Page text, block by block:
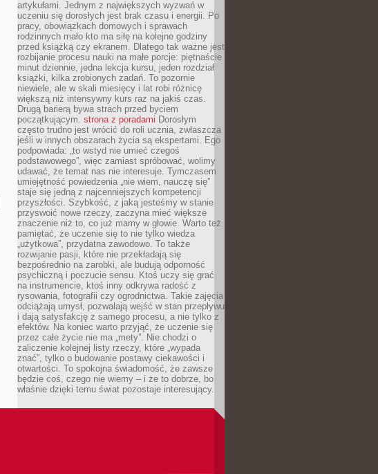
artykułami. Jednym z największych wyzwań w
uczeniu się dorosłych jest brak czasu i energii. Po
pracy, obowiązkach domowych i sprawach
rodzinnych mało kto ma siłę na kolejne godziny
przed książką czy ekranem. Dlatego tak ważne jest
rozbijanie procesu nauki na małe porcje: piętnaście
minut dziennie, jedna lekcja kursu, jeden rozdział
książki, kilka zrobionych zadań. To pozornie
niewiele, ale w skali miesięcy i lat robi różnicę
większą niż intensywny kurs raz na jakiś czas.
Drugą barierą bywa strach przed byciem
początkującym. strona z poradami Dorosłym
często trudno jest wrócić do roli ucznia, zwłaszcza
jeśli w innych obszarach życia są ekspertami. Ego
podpowiada: „to wstyd nie umieć czegoś
podstawowego”, więc zamiast spróbować, wolimy
udawać, że temat nas nie interesuje. Tymczasem
umiejętność powiedzenia „nie wiem, nauczę się”
staje się jedną z najcenniejszych kompetencji
przyszłości. Szybkość, z jaką jesteśmy w stanie
przyswoić nowe rzeczy, zaczyna mieć większe
znaczenie niż to, co już mamy w głowie. Warto też
pamiętać, że uczenie się to nie tylko wiedza
„użytkowa”, przydatna zawodowo. To także
rozwijanie pasji, które nie przekładają się
bezpośrednio na zarobki, ale budują odporność
psychiczną i poczucie sensu. Ktoś uczy się grać
na instrumencie, ktoś inny odkrywa radość z
rysowania, fotografii czy ogrodnictwa. Takie zajęcia
odciążają umysł, pozwalają wejść w stan przepływu
i dają satysfakcję z samego procesu, a nie tylko z
efektów. Na koniec warto przyjąć, że uczenie się
przez całe życie nie ma „mety”. Nie chodzi o
zaliczenie kolejnej listy rzeczy, które „wypada
znać”, tylko o budowanie postawy ciekawości i
otwartości. To spokojna świadomość, że zawsze
będzie coś, czego nie wiemy – i że to dobrze, bo
właśnie dzięki temu świat pozostaje interesujący.